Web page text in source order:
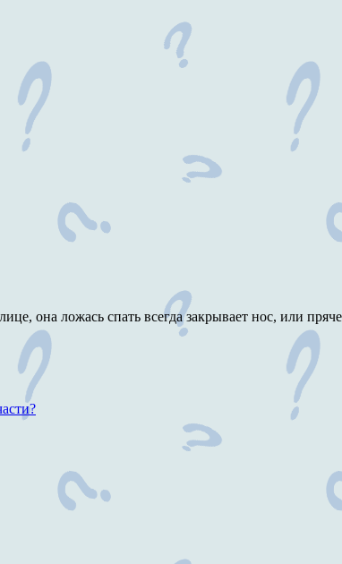
она ложась спать всегда закрывает нос, или